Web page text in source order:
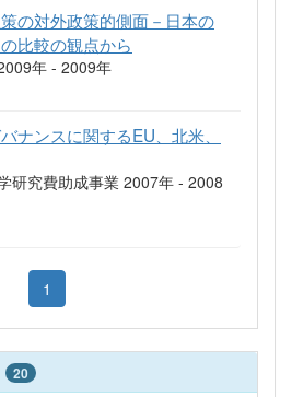
の対外政策的側面－日本の
比較の観点から
年 - 2009年
ナンスに関するEU、北米、
研究費助成事業 2007年 - 2008
1
20